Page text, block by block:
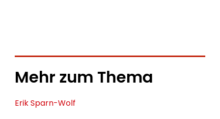
Mehr zum Thema
Erik Sparn-Wolf